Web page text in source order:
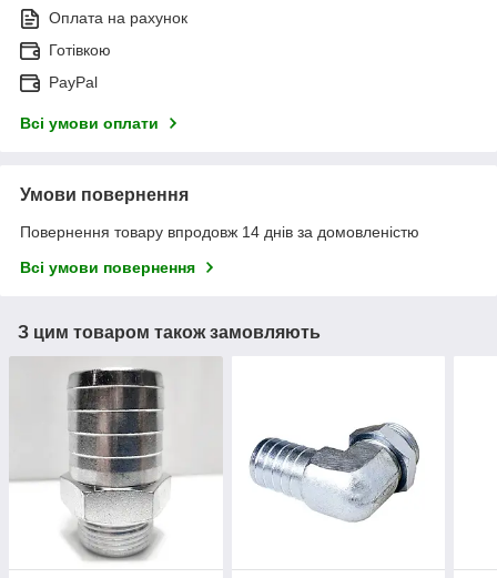
Оплата на рахунок
Готівкою
PayPal
Всі умови оплати
Умови повернення
Повернення товару впродовж 14 днів за домовленістю
Всі умови повернення
З цим товаром також замовляють